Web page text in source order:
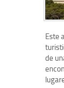
Este
de